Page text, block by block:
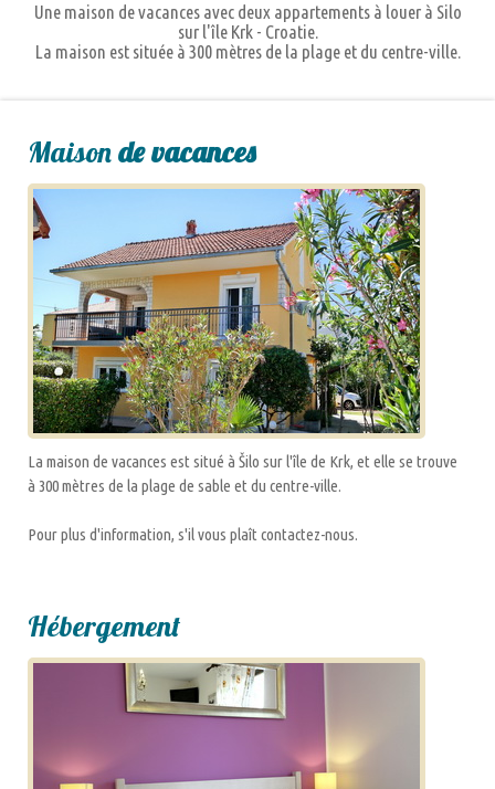
Une maison de vacances avec deux appartements à louer à Silo
sur l'île Krk - Croatie.
La maison est située à 300 mètres de la plage et du centre-ville.
Maisonde vacances
La maison de vacances est situé à Šilo sur l'île de Krk, et elle se trouve
à 300 mètres de la plage de sable et du centre-ville.
Pour plus d'information, s'il vous plaît contactez-nous.
Hébergement